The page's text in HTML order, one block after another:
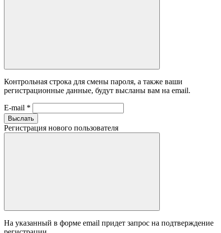
Контрольная строка для смены пароля, а также ваши
регистрационные данные, будут высланы вам на email.
E-mail *
Выслать
Регистрация нового пользователя
На указанный в форме email придет запрос на подтверждение